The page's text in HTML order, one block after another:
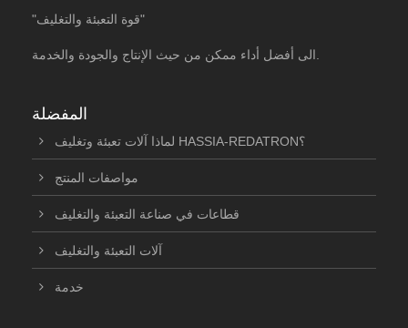
"قوة التعبئة والتغليف"
الى أفضل أداء ممكن من حيث الإنتاج والجودة والخدمة.
المفضلة
مواصفات المنتج
قطاعات في صناعة التعبئة والتغليف
آلات التعبئة والتغليف
خدمة